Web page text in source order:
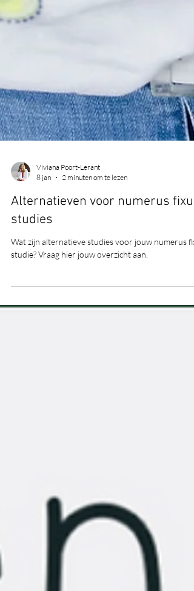
Viviana Poort-Lerant
8 jan
Alternatieven voor numerus fixus
Wat zijn alternatieve studies voor jouw numerus
studie? Vraag hier jouw overzicht aan.